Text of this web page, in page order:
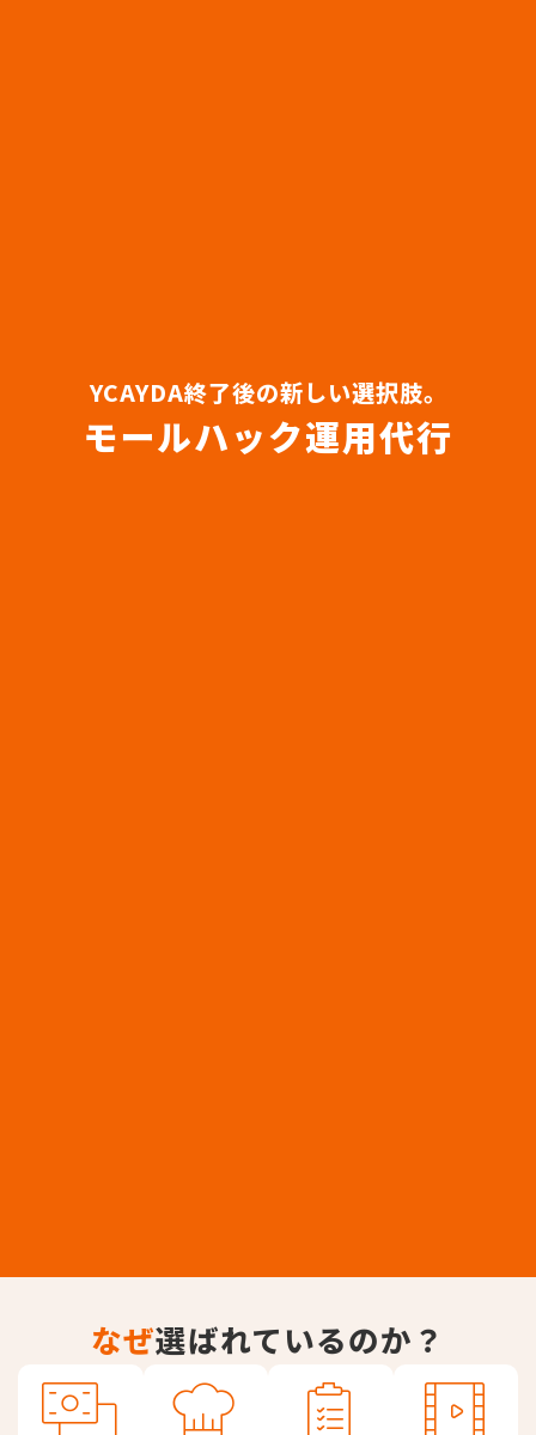
YCAYDA終了後の新しい選択肢。
モールハック運用代行
なぜ選ばれているのか？